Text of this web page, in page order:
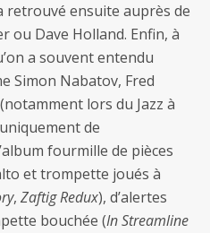
retrouvé ensuite auprès de
ou Dave Holland. Enfin, à
a souvent entendu
Simon Nabatov, Fred
lors du Jazz à
de
fourmille de pièces
et trompette joués à
, Zaftig Redux), d’alertes
bouchée (In Streamline